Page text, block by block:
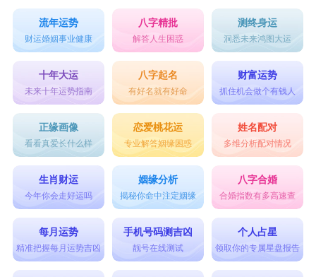
流年运势
财运婚姻事业健康
八字精批
解答人生困惑
测终身运
洞悉未来鸿图大运
十年大运
未来十年运势指南
八字起名
有好名就有好命
财富运势
抓住机会做个有钱人
正缘画像
看看真爱长什么样
恋爱桃花运
专业解答姻缘困惑
姓名配对
多维分析配对情况
生肖财运
今年你会走好运吗
姻缘分析
揭秘你命中注定姻缘
八字合婚
合婚指数有多高速查
每月运势
精准把握每月运势吉凶
手机号码测吉凶
靓号在线测试
个人占星
领取你的专属星盘报告